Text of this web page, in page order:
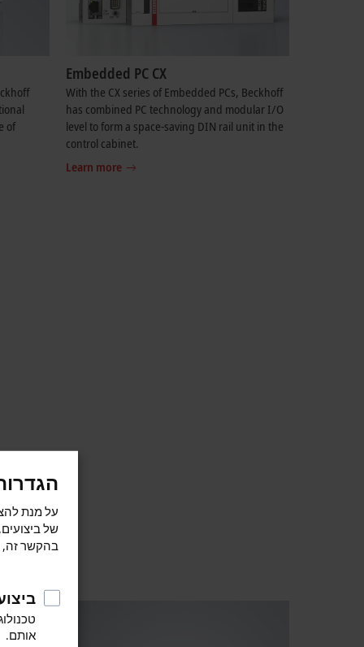
of
Embedded PC CX
With the CX series of Embedded PCs, Beckhoff
has combined PC technology and modular I/O
level to form a space-saving DIN rail unit in the
control cabinet.
Learn more
של
בהקשר זה,
אותם.